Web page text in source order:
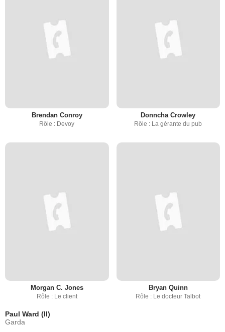
Brendan Conroy
Rôle : Devoy
Donncha Crowley
Rôle : La gérante du pub
Morgan C. Jones
Rôle : Le client
Bryan Quinn
Rôle : Le docteur Talbot
Paul Ward (II)
Garda